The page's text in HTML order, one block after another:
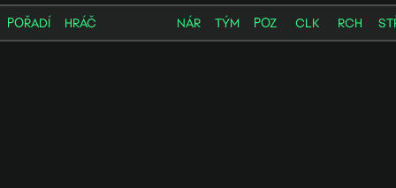
POŘADÍ HRÁČ NÁR TÝM POZ CLK RCH